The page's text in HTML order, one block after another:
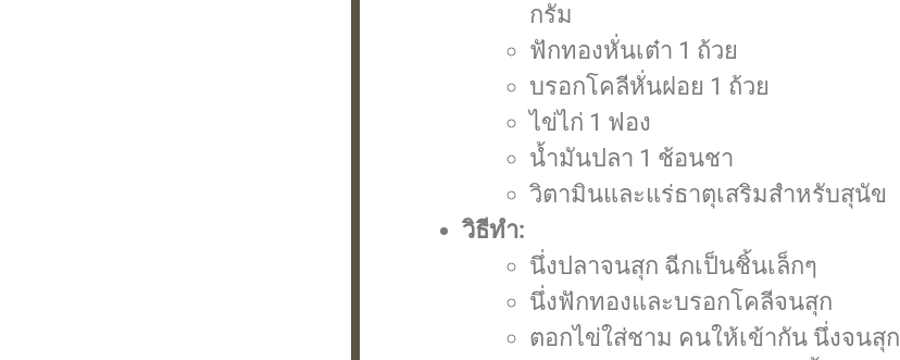
กรัม
ฟักทองหั่นเต๋า 1 ถ้วย
บรอกโคลีหั่นฝอย 1 ถ้วย
ไข่ไก่ 1 ฟอง
น้ำมันปลา 1 ช้อนชา
วิตามินและแร่ธาตุเสริมสำหรับสุนัข
วิธีทำ:
นึ่งปลาจนสุก ฉีกเป็นชิ้นเล็กๆ
นึ่งฟักทองและบรอกโคลีจนสุก
ตอกไข่ใส่ชาม คนให้เข้ากัน นึ่งจนสุก